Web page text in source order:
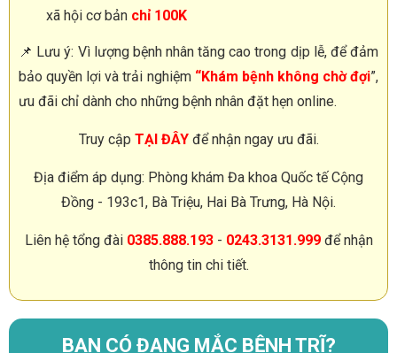
xã hội cơ bản chỉ 100K
📌 Lưu ý: Vì lượng bệnh nhân tăng cao trong dịp lễ, để đảm
bảo quyền lợi và trải nghiệm “Khám bệnh không chờ đợi”,
ưu đãi chỉ dành cho những bệnh nhân đặt hẹn online.
Truy cập TẠI ĐÂYđể nhận ngay ưu đãi.
Địa điểm áp dụng: Phòng khám Đa khoa Quốc tế Cộng
Đồng - 193c1, Bà Triệu, Hai Bà Trưng, Hà Nội.
Liên hệ tổng đài 0385.888.193- 0243.3131.999để nhận
thông tin chi tiết.
BẠN CÓ ĐANG MẮC BỆNH TRĨ?